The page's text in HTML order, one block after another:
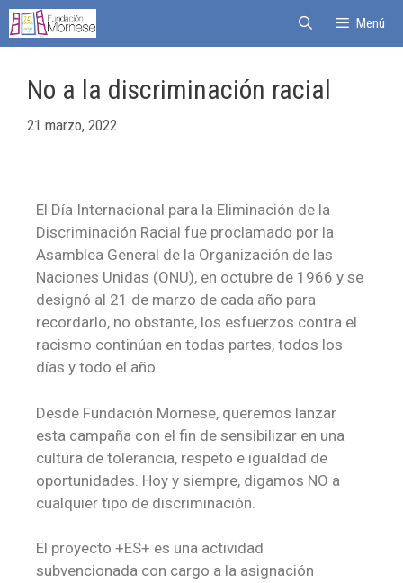
Menú
No a la discriminación racial
21 marzo, 2022
El Día Internacional para la Eliminación de la
Discriminación Racial fue proclamado por la
Asamblea General de la Organización de las
Naciones Unidas (ONU), en octubre de 1966 y se
designó al 21 de marzo de cada año para
recordarlo, no obstante, los esfuerzos contra el
racismo continúan en todas partes, todos los
días y todo el año.
Desde Fundación Mornese, queremos lanzar
esta campaña con el fin de sensibilizar en una
cultura de tolerancia, respeto e igualdad de
oportunidades. Hoy y siempre, digamos NO a
cualquier tipo de discriminación.
El proyecto +ES+ es una actividad
subvencionada con cargo a la asignación